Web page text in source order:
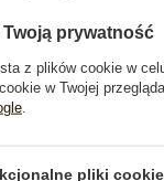
Zwroty i reklamacje
Twoją prywatność
z plików cookie w
w Twojej
pliki